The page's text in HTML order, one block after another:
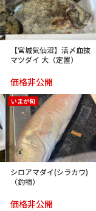
【宮城気仙沼】活〆血抜
マツダイ 大（定置）
価格非公開
いまが旬
シロアマダイ(シラカワ)
（釣物）
価格非公開